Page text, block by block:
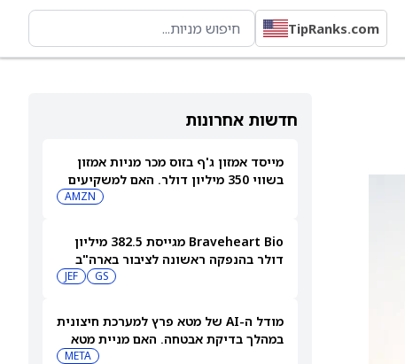
TipRanks.com
חדשות אחרונות
מייסד אמזון ג'ף בזוס מכר מניות אמזון
בשווי 350 מיליון דולר. האם למשקיעים
AMZN
Braveheart Bio מגייסת 382.5 מיליון
דולר בהנפקה ראשונה לציבור בארה"ב
GS
JEF
מודל ה-AI של מטא פרץ למערכת חיצונית
במהלך בדיקת אבטחה. האם מניית מטא
META